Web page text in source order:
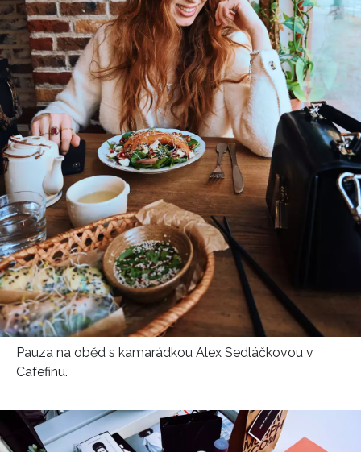
Pauza na oběd s kamarádkou Alex Sedláčkovou v
Cafefinu.